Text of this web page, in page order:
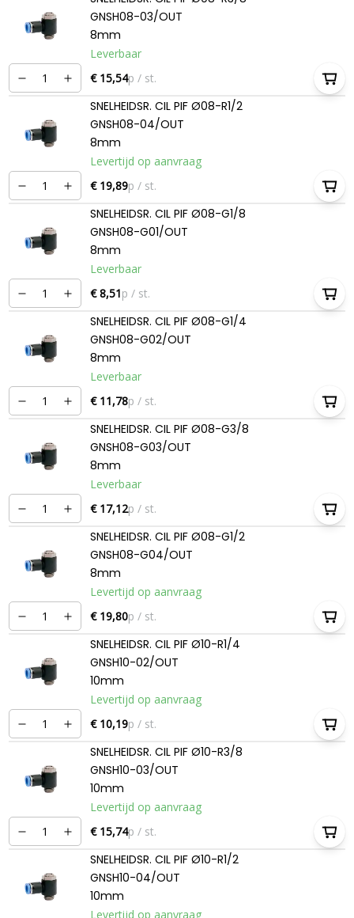
GNSH08-03/OUT
8mm
Leverbaar
€ 15,54p / st.
SNELHEIDSR. CIL PIF Ø08-R1/2
GNSH08-04/OUT
8mm
Levertijd op aanvraag
€ 19,89p / st.
SNELHEIDSR. CIL PIF Ø08-G1/8
GNSH08-G01/OUT
8mm
Leverbaar
€ 8,51p / st.
SNELHEIDSR. CIL PIF Ø08-G1/4
GNSH08-G02/OUT
8mm
Leverbaar
€ 11,78p / st.
SNELHEIDSR. CIL PIF Ø08-G3/8
GNSH08-G03/OUT
8mm
Leverbaar
€ 17,12p / st.
SNELHEIDSR. CIL PIF Ø08-G1/2
GNSH08-G04/OUT
8mm
Levertijd op aanvraag
€ 19,80p / st.
SNELHEIDSR. CIL PIF Ø10-R1/4
GNSH10-02/OUT
10mm
Levertijd op aanvraag
€ 10,19p / st.
SNELHEIDSR. CIL PIF Ø10-R3/8
GNSH10-03/OUT
10mm
Levertijd op aanvraag
€ 15,74p / st.
SNELHEIDSR. CIL PIF Ø10-R1/2
GNSH10-04/OUT
10mm
Levertijd op aanvraag